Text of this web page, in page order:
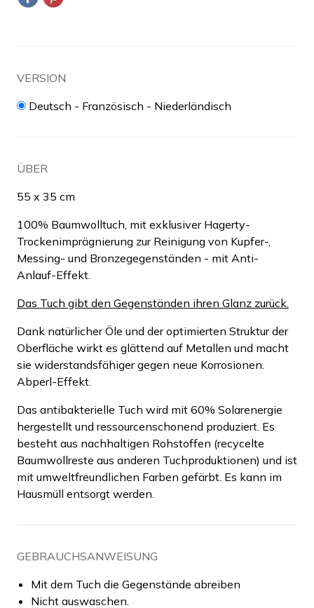
VERSION
Deutsch - Französisch - Niederländisch
ÜBER
55 x 35 cm
100% Baumwolltuch, mit exklusiver Hagerty-
Trockenimprägnierung zur Reinigung von Kupfer-,
Messing- und Bronzegegenständen - mit Anti-
Anlauf-Effekt.
Das Tuch gibt den Gegenständen ihren Glanz zurück.
Dank natürlicher Öle und der optimierten Struktur der
Oberfläche wirkt es glättend auf Metallen und macht
sie widerstandsfähiger gegen neue Korrosionen.
Abperl-Effekt.
Das antibakterielle Tuch wird mit 60% Solarenergie
hergestellt und ressourcenschonend produziert. Es
besteht aus nachhaltigen Rohstoffen (recycelte
Baumwollreste aus anderen Tuchproduktionen) und ist
mit umweltfreundlichen Farben gefärbt. Es kann im
Hausmüll entsorgt werden.
GEBRAUCHSANWEISUNG
Mit dem Tuch die Gegenstände abreiben
Nicht auswaschen.